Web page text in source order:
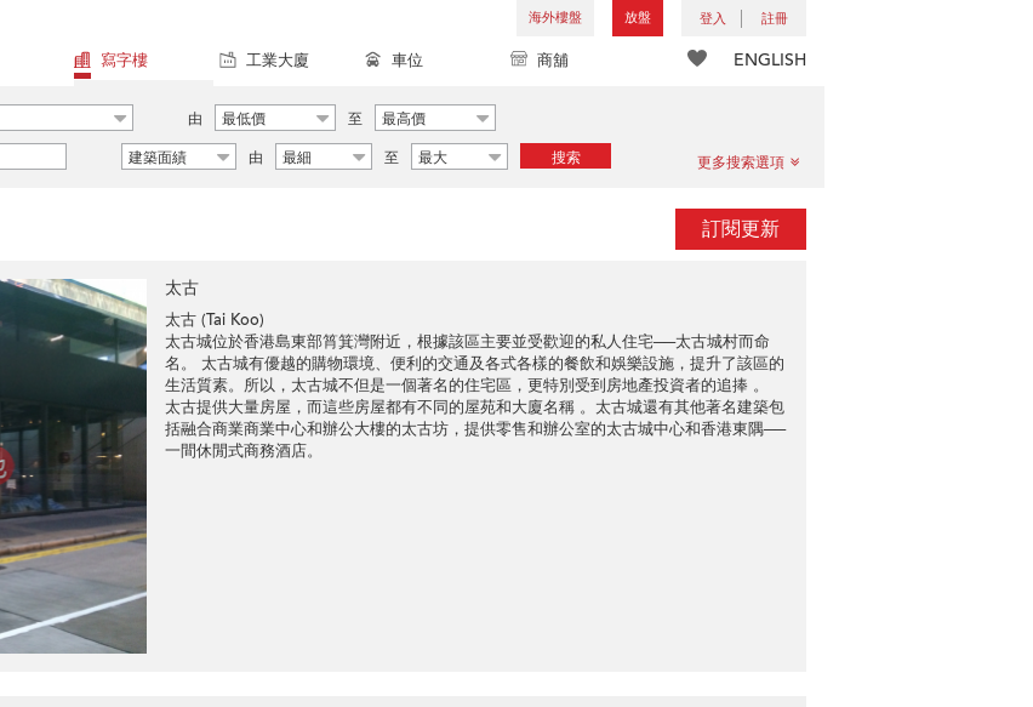
海外樓盤 放盤 登入 註冊
ENGLISH
寫字樓 工業大廈 車位 商舖
由 最低價 至
最高價
建築面績
由 最細 至 最大 搜索 更多搜索選項
訂閱更新
太古
太古 (Tai Koo)
太古城位於香港島東部筲箕灣附近，根據該區主要並受歡迎的私人住宅──太古城村而命
名。 太古城有優越的購物環境、便利的交通及各式各樣的餐飲和娛樂設施，提升了該區的
生活質素。所以，太古城不但是一個著名的住宅區，更特別受到房地產投資者的追捧 。
太古提供大量房屋，而這些房屋都有不同的屋苑和大廈名稱 。太古城還有其他著名建築包
括融合商業商業中心和辦公大樓的太古坊，提供零售和辦公室的太古城中心和香港東隅──
一間休閒式商務酒店。